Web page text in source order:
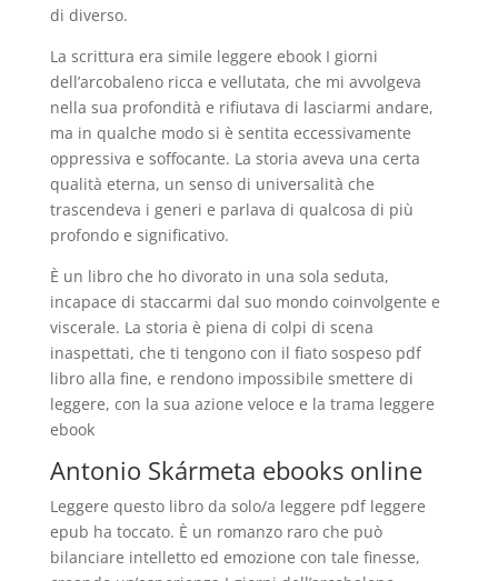
di diverso.
La scrittura era simile leggere ebook I giorni
dell’arcobaleno ricca e vellutata, che mi avvolgeva
nella sua profondità e rifiutava di lasciarmi andare,
ma in qualche modo si è sentita eccessivamente
oppressiva e soffocante. La storia aveva una certa
qualità eterna, un senso di universalità che
trascendeva i generi e parlava di qualcosa di più
profondo e significativo.
È un libro che ho divorato in una sola seduta,
incapace di staccarmi dal suo mondo coinvolgente e
viscerale. La storia è piena di colpi di scena
inaspettati, che ti tengono con il fiato sospeso pdf
libro alla fine, e rendono impossibile smettere di
leggere, con la sua azione veloce e la trama leggere
ebook
Antonio Skármeta ebooks online
Leggere questo libro da solo/a leggere pdf leggere
epub ha toccato. È un romanzo raro che può
bilanciare intelletto ed emozione con tale finesse,